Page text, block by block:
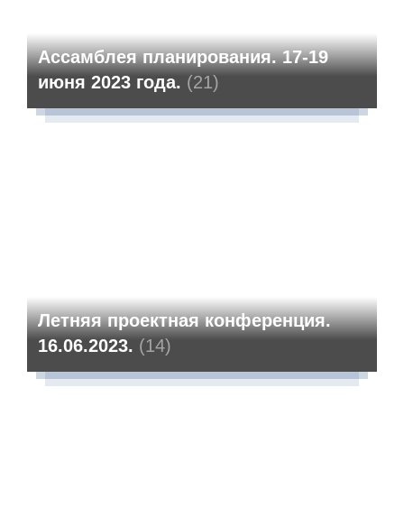
Ассамблея планирования. 17-19
июня 2023 года. (21)
Летняя проектная конференция.
16.06.2023. (14)